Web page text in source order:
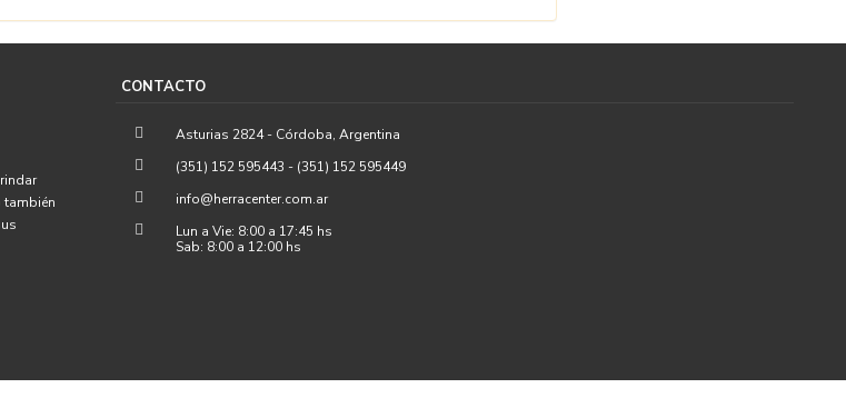
también
CONTACTO
Asturias 2824 - Córdoba, Argentina
(351) 152 595443 - (351) 152 595449
info@herracenter.com.ar
Lun a Vie: 8:00 a 17:45 hs
Sab: 8:00 a 12:00 hs